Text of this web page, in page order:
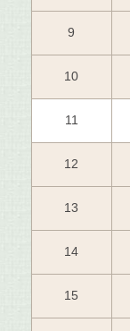
9
10
11
12
13
14
15